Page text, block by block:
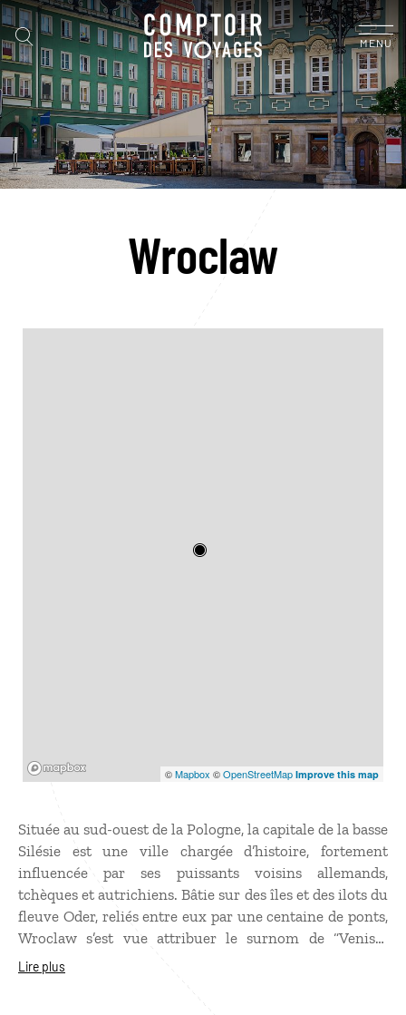
MENU
Wroclaw
©Mapbox ©OpenStreetMap Improve this map
Située au sud-ouest de la Pologne, la capitale de la basse
Silésie est une ville chargée d’histoire, fortement
influencée par ses puissants voisins allemands,
tchèques et autrichiens. Bâtie sur des îles et des ilots du
fleuve Oder, reliés entre eux par une centaine de ponts,
Wroclaw s’est vue attribuer le surnom de “Venise“
polonaise. Parmi ces ponts, le pont Grunwaldzki, une
Lire plus